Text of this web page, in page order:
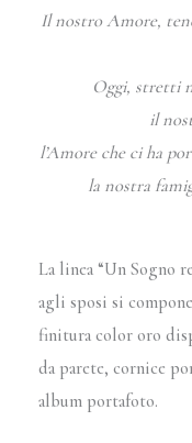
Il nostro Amore,
Oggi, stretti
il
l’Amore che ci ha
la nostra
La linea “Un Sogno
agli sposi si
finitura color oro
da parete, cornice
album portafoto.